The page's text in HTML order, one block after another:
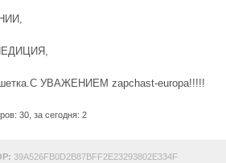
УВАЖЕНИЕМ zapchast-europa!!!!!
30, за сегодня: 2
39A526FB0D2B87BFF2E23293802E334F